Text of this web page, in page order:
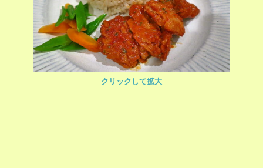
クリックして拡大